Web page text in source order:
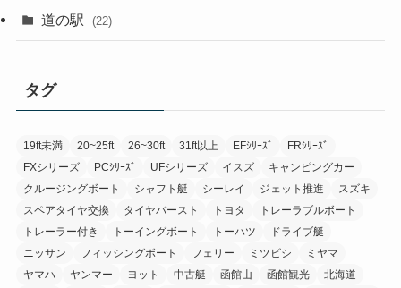
道の駅 (22)
タグ
19ft未満 20~25ft 26~30ft 31ft以上 EFｼﾘｰｽﾞ
FRｼﾘｰｽﾞ
FXシリーズ
PCｼﾘｰｽﾞ UFシリーズ イスズ
キャンピングカー
クルージングボート
シャフト艇 シーレイ ジェット推進
スズキ
スペアタイヤ交換
タイヤバースト トヨタ
トレーラブルボート
トレーラー付き
トーイングボート トーハツ
ドライブ艇
ニッサン
フィッシングボート フェリー ミツビシ
ミヤマ
ヤマハ
ヤンマー ヨット 中古艇 函館山 函館観光
北海道